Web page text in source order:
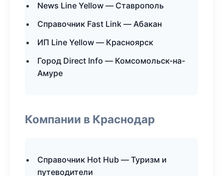
News Line Yellow — Ставрополь
Справочник Fast Link — Абакан
ИП Line Yellow — Красноярск
Город Direct Info — Комсомольск-на-
Амуре
Компании в Краснодар
Справочник Hot Hub — Туризм и
путеводители